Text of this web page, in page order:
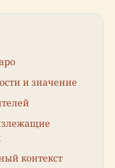
и значение
контекст